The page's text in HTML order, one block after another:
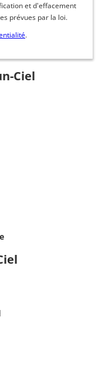
et d'effacement
prévues par la loi.
.
Ciel